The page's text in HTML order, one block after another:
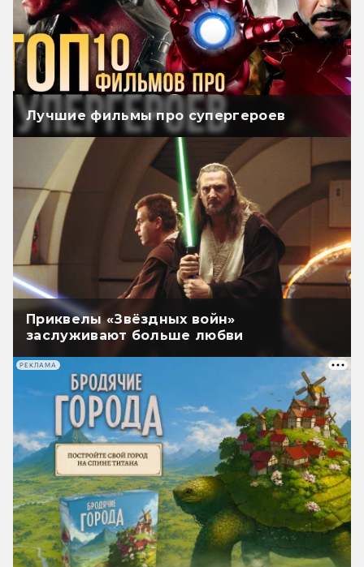
Лучшие фильмы про супергероев
Приквелы «Звёздных войн»
заслуживают больше любви
РЕКЛАМА